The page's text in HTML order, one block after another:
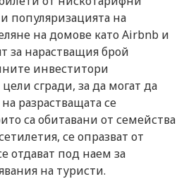
популяризацията на
на домове като Airbnb и
за нарастващия брой
инвеститори
сгради, за да могат да
разрастващата се
са обитавани от семейства
се опразват от
отдават под наем за
на туристи.